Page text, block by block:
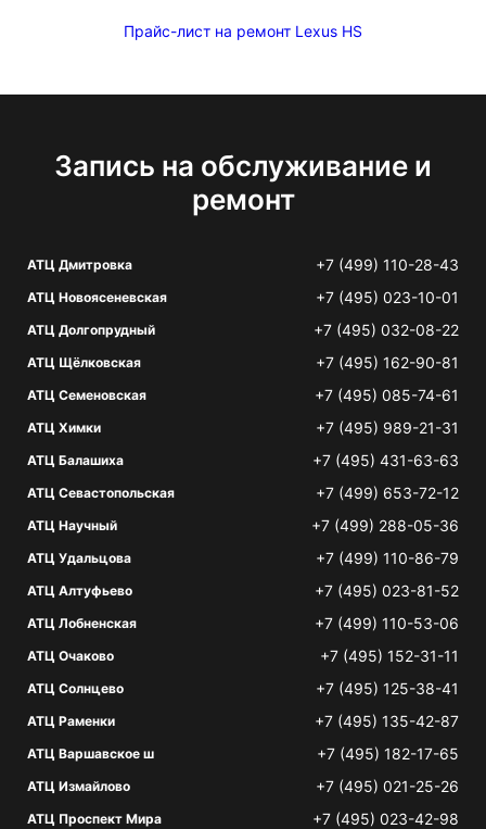
Прайс-лист на ремонт Lexus HS
Запись на обслуживание и
ремонт
АТЦ Дмитровка +7 (499) 110-28-43
АТЦ Новоясеневская +7 (495) 023-10-01
АТЦ Долгопрудный +7 (495) 032-08-22
АТЦ Щёлковская +7 (495) 162-90-81
АТЦ Семеновская +7 (495) 085-74-61
АТЦ Химки +7 (495) 989-21-31
АТЦ Балашиха +7 (495) 431-63-63
АТЦ Севастопольская +7 (499) 653-72-12
АТЦ Научный +7 (499) 288-05-36
АТЦ Удальцова +7 (499) 110-86-79
АТЦ Алтуфьево +7 (495) 023-81-52
АТЦ Лобненская +7 (499) 110-53-06
АТЦ Очаково +7 (495) 152-31-11
АТЦ Солнцево +7 (495) 125-38-41
АТЦ Раменки +7 (495) 135-42-87
АТЦ Варшавское ш +7 (495) 182-17-65
АТЦ Измайлово +7 (495) 021-25-26
АТЦ Проспект Мира +7 (495) 023-42-98